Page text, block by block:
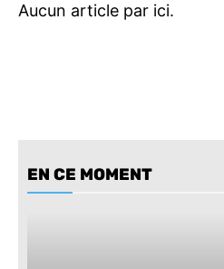
EN CE MOMENT